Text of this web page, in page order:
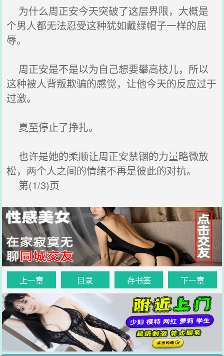
为什么周正安今天突破了这层界限，大概是
个男人都无法忍受这种犹如戴绿帽子一样的屈
辱。
周正安是不是以为自己想要攀高枝儿，所以
这种被人背叛欺骗的感觉，让他今天的反应过于
过激。
夏至停止了挣扎。
也许是她的柔顺让周正安禁锢的力量略微放
松，两个人之间的情绪不再是彼此的对抗。
第(1/3)页
上一章 目录 存书签 下一章